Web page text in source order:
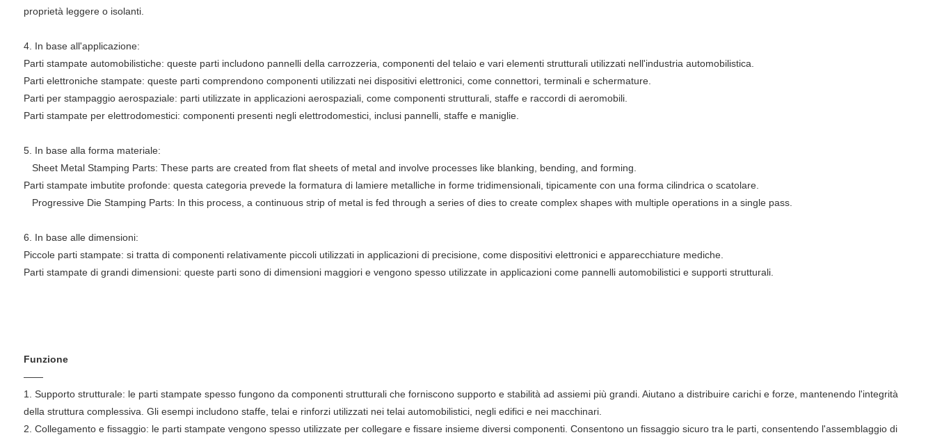
proprietà leggere o isolanti.
4. In base all'applicazione:
Parti stampate automobilistiche: queste parti includono pannelli della carrozzeria, componenti del telaio e vari elementi strutturali utilizzati nell'industria automobilistica.
Parti elettroniche stampate: queste parti comprendono componenti utilizzati nei dispositivi elettronici, come connettori, terminali e schermature.
Parti per stampaggio aerospaziale: parti utilizzate in applicazioni aerospaziali, come componenti strutturali, staffe e raccordi di aeromobili.
Parti stampate per elettrodomestici: componenti presenti negli elettrodomestici, inclusi pannelli, staffe e maniglie.
5. In base alla forma materiale:
Sheet Metal Stamping Parts: These parts are created from flat sheets of metal and involve processes like blanking, bending, and forming.
Parti stampate imbutite profonde: questa categoria prevede la formatura di lamiere metalliche in forme tridimensionali, tipicamente con una forma cilindrica o scatolare.
Progressive Die Stamping Parts: In this process, a continuous strip of metal is fed through a series of dies to create complex shapes with multiple operations in a single pass.
6. In base alle dimensioni:
Piccole parti stampate: si tratta di componenti relativamente piccoli utilizzati in applicazioni di precisione, come dispositivi elettronici e apparecchiature mediche.
Parti stampate di grandi dimensioni: queste parti sono di dimensioni maggiori e vengono spesso utilizzate in applicazioni come pannelli automobilistici e supporti strutturali.
Funzione
——
1. Supporto strutturale: le parti stampate spesso fungono da componenti strutturali che forniscono supporto e stabilità ad assiemi più grandi. Aiutano a distribuire carichi e forze, mantenendo l'integrità
della struttura complessiva. Gli esempi includono staffe, telai e rinforzi utilizzati nei telai automobilistici, negli edifici e nei macchinari.
2. Collegamento e fissaggio: le parti stampate vengono spesso utilizzate per collegare e fissare insieme diversi componenti. Consentono un fissaggio sicuro tra le parti, consentendo l'assemblaggio di